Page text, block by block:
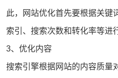
此， 网站优化首先要根据关键
索引、搜索次数和转化率等进
3、优化内容
搜索引擎根据网站的内容质量